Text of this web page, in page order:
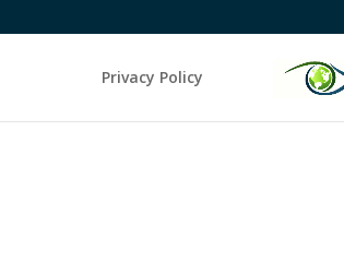
Privacy Policy